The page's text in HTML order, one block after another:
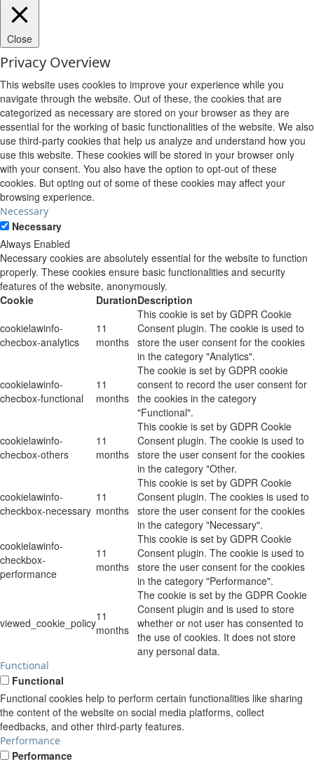
Close
Privacy Overview
This website uses cookies to improve your experience while you
navigate through the website. Out of these, the cookies that are
categorized as necessary are stored on your browser as they are
essential for the working of basic functionalities of the website. We also
use third-party cookies that help us analyze and understand how you
use this website. These cookies will be stored in your browser only
with your consent. You also have the option to opt-out of these
cookies. But opting out of some of these cookies may affect your
browsing experience.
Necessary
Necessary
Always Enabled
Necessary cookies are absolutely essential for the website to function
properly. These cookies ensure basic functionalities and security
features of the website, anonymously.
Cookie
DurationDescription
cookielawinfo-
checbox-analytics
11
months
This cookie is set by GDPR Cookie
Consent plugin. The cookie is used to
store the user consent for the cookies
in the category "Analytics".
cookielawinfo-
checbox-functional
11
months
The cookie is set by GDPR cookie
consent to record the user consent for
the cookies in the category
"Functional".
cookielawinfo-
checbox-others
11
months
This cookie is set by GDPR Cookie
Consent plugin. The cookie is used to
store the user consent for the cookies
in the category "Other.
cookielawinfo-
checkbox-necessary
11
months
This cookie is set by GDPR Cookie
Consent plugin. The cookies is used to
store the user consent for the cookies
in the category "Necessary".
cookielawinfo-
checkbox-
performance
11
months
This cookie is set by GDPR Cookie
Consent plugin. The cookie is used to
store the user consent for the cookies
in the category "Performance".
viewed_cookie_policy11
months
The cookie is set by the GDPR Cookie
Consent plugin and is used to store
whether or not user has consented to
the use of cookies. It does not store
any personal data.
Functional
Functional
Functional cookies help to perform certain functionalities like sharing
the content of the website on social media platforms, collect
feedbacks, and other third-party features.
Performance
Performance